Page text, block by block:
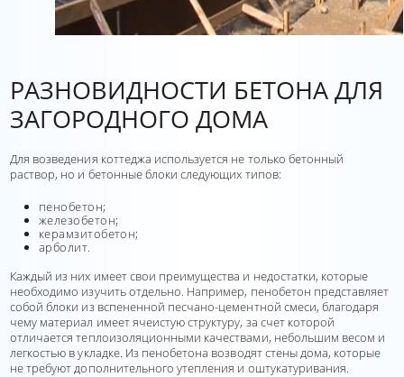
РАЗНОВИДНОСТИ БЕТОНА ДЛЯ
ЗАГОРОДНОГО ДОМА
Для возведения коттеджа используется не только бетонный
раствор, но и бетонные блоки следующих типов:
пенобетон;
железобетон;
керамзитобетон;
арболит.
Каждый из них имеет свои преимущества и недостатки, которые
необходимо изучить отдельно. Например, пенобетон представляет
собой блоки из вспененной песчано-цементной смеси, благодаря
чему материал имеет ячеистую структуру, за счет которой
отличается теплоизоляционными качествами, небольшим весом и
легкостью в укладке. Из пенобетона возводят стены дома, которые
не требуют дополнительного утепления и оштукатуривания.